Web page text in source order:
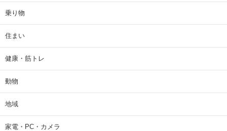
乗り物
住まい
健康・筋トレ
動物
地域
家電・PC・カメラ